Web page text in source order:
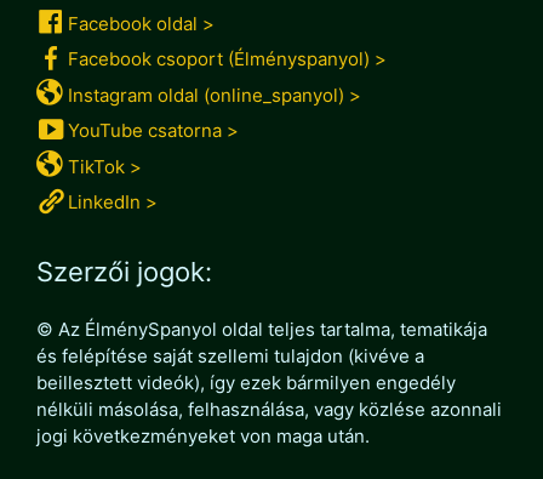
Facebook oldal >
Facebook csoport (Élményspanyol) >
Instagram oldal (online_spanyol) >
YouTube csatorna >
TikTok >
LinkedIn >
Szerzői jogok:
© Az ÉlménySpanyol oldal teljes tartalma, tematikája
és felépítése saját szellemi tulajdon (kivéve a
beillesztett videók), így ezek bármilyen engedély
nélküli másolása, felhasználása, vagy közlése azonnali
jogi következményeket von maga után.